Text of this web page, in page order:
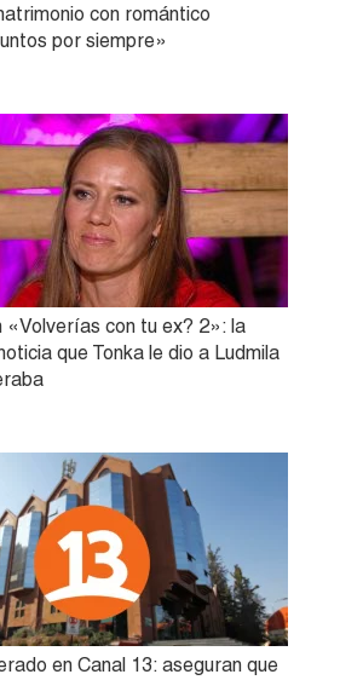
con romántico
por siempre»
«Volverías con tu ex? 2»: la
que Tonka le dio a Ludmila
en Canal 13: aseguran que